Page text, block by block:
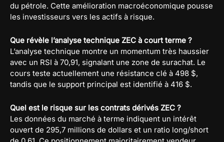
du pétrole. Cette amélioration macroéconomique pousse
les investisseurs vers les actifs à risque.
Que révèle l’analyse technique ZEC à court terme ?
L’analyse technique montre un momentum très haussier
avec un RSI à 70,91, signalant une zone de surachat. Le
cours teste actuellement une résistance clé à 498 $,
tandis que le support principal est identifié à 416 $.
Quel est le risque sur les contrats dérivés ZEC ?
Les données du marché à terme indiquent un intérêt
ouvert de 295,7 millions de dollars et un ratio long/short